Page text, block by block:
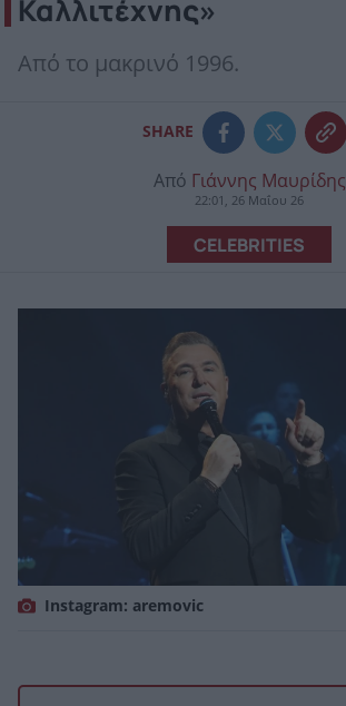
Καλλιτέχνης»
Από το μακρινό 1996.
SHARE
Από Γιάννης Μαυρίδης
22:01, 26 Μαΐου 26
CELEBRITIES
Instagram: aremovic